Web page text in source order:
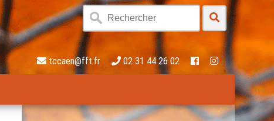
tccaen@fft.fr 02 31 44 26 02